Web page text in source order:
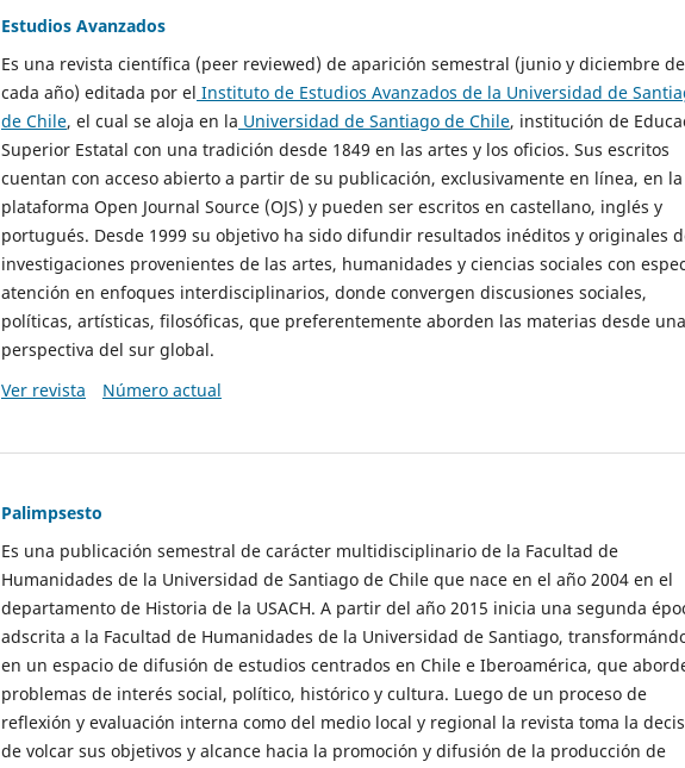
Estudios Avanzados
Es una revista científica (peer reviewed) de aparición semestral (junio y diciembre de
cada año) editada por el Instituto de Estudios Avanzados de la Universidad de
de Chile, el cual se aloja en la Universidad de Santiago de Chile, institución de
Superior Estatal con una tradición desde 1849 en las artes y los oficios. Sus escritos
cuentan con acceso abierto a partir de su publicación, exclusivamente en línea, en la
plataforma Open Journal Source (OJS) y pueden ser escritos en castellano, inglés y
portugués. Desde 1999 su objetivo ha sido difundir resultados inéditos y originales
investigaciones provenientes de las artes, humanidades y ciencias sociales con
atención en enfoques interdisciplinarios, donde convergen discusiones sociales,
políticas, artísticas, filosóficas, que preferentemente aborden las materias desde una
perspectiva del sur global.
Ver revista
Número actual
Palimpsesto
Es una publicación semestral de carácter multidisciplinario de la Facultad de
Humanidades de la Universidad de Santiago de Chile que nace en el año 2004 en el
departamento de Historia de la USACH. A partir del año 2015 inicia una segunda
adscrita a la Facultad de Humanidades de la Universidad de Santiago,
en un espacio de difusión de estudios centrados en Chile e Iberoamérica, que
problemas de interés social, político, histórico y cultura. Luego de un proceso de
reflexión y evaluación interna como del medio local y regional la revista toma la
de volcar sus objetivos y alcance hacia la promoción y difusión de la producción de